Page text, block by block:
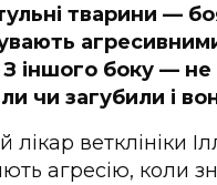
тварини —
іншого боку —
чи загубили і
лікар ветклініки
агресію, коли